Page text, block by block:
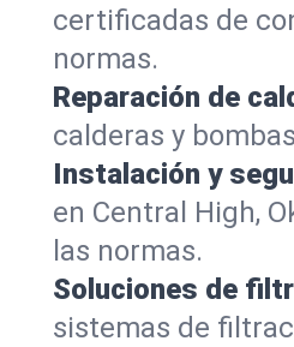
certificadas de
normas.
Reparación de
calderas y
Instalación y
en Central High,
las normas.
Soluciones de
sistemas de